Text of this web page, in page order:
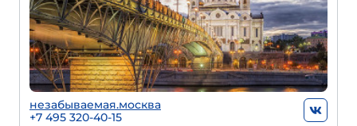
незабываемая.москва
+7 495 320-40-15